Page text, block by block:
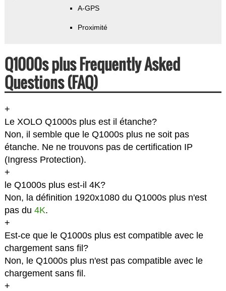
A-GPS
Proximité
Q1000s plus Frequently Asked
Questions (FAQ)
+
Le XOLO Q1000s plus est il étanche?
Non, il semble que le Q1000s plus ne soit pas
étanche. Ne ne trouvons pas de certification IP
(Ingress Protection).
+
le Q1000s plus est-il 4K?
Non, la définition 1920x1080 du Q1000s plus n'est
pas du 4K.
+
Est-ce que le Q1000s plus est compatible avec le
chargement sans fil?
Non, le Q1000s plus n'est pas compatible avec le
chargement sans fil.
+